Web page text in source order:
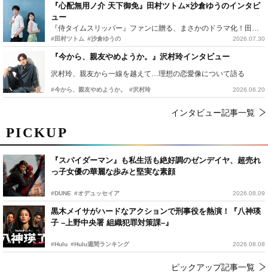
PICKUP
『スパイダーマン』も私生活も絶好調のゼンデイヤ、超売れ
っ子女優の華麗な歩みと堅実な素顔
#DUNE #オデュッセイア 2026.08.09
黒木メイサがハードなアクションで刑事役を熱演！『八神瑛
子 –上野中央署 組織犯罪対策課–』
#Hulu #Hulu週間ランキング 2026.08.08
ピックアップ記事一覧
『心配無用ノ介 天下御免』田村ツトム×沙倉ゆうのインタビ
ュー
『侍タイムスリッパー』ファンに贈る、まさかのドラマ化！田村ツトム×沙倉ゆうのが語る『心配無用ノ介』撮影秘話
#田村ツトム #沙倉ゆうの 2026.07.30
『今から、親友やめようか。』沢村玲インタビュー
沢村玲、親友から一線を越えて…理想の恋愛像について語る
#今から、親友やめようか。 #沢村玲 2026.06.20
インタビュー記事一覧